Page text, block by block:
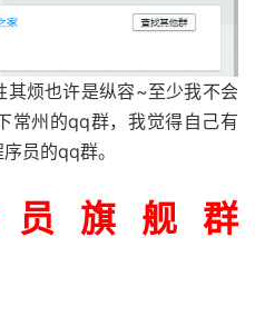
其烦也许是纵容~至少我不会
常州的qq群，我觉得自己有
员的qq群。
旗舰群